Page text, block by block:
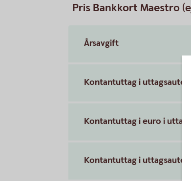
Pris Bankkort Maestro
Årsavgift
Kontantuttag i
Kontantuttag i euro i
Kontantuttag i